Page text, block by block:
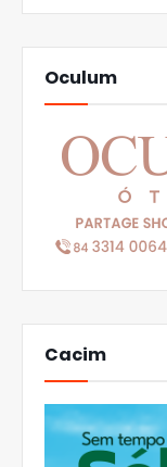
Oculum
Cacim